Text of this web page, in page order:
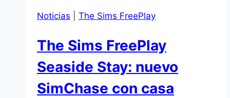
nuevo
para
crear
espacios
de
Noticias The Sims FreePlay
The Sims FreePlay
Seaside Stay: nuevo
SimChase con casa